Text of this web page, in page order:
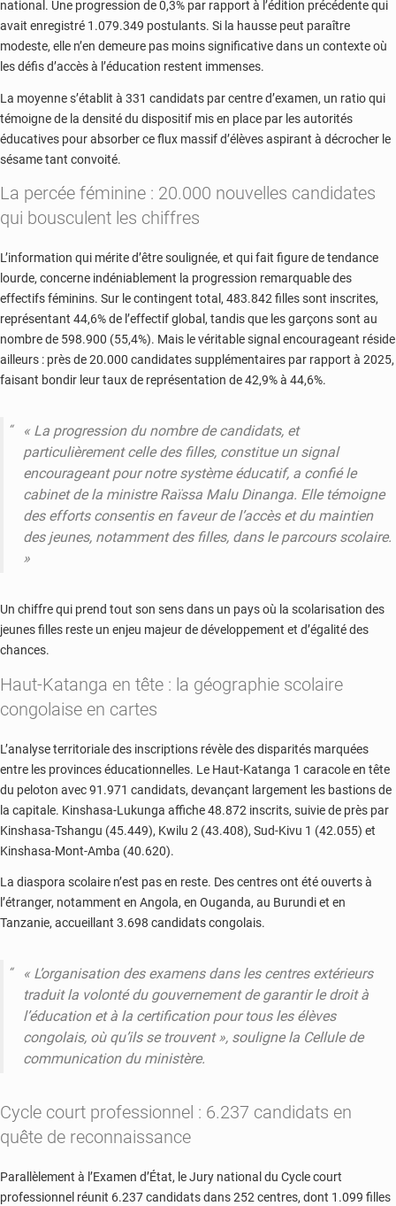
national. Une progression de 0,3% par rapport à l’édition précédente qui
avait enregistré 1.079.349 postulants. Si la hausse peut paraître
modeste, elle n’en demeure pas moins significative dans un contexte où
les défis d’accès à l’éducation restent immenses.
La moyenne s’établit à 331 candidats par centre d’examen, un ratio qui
témoigne de la densité du dispositif mis en place par les autorités
éducatives pour absorber ce flux massif d’élèves aspirant à décrocher le
sésame tant convoité.
La percée féminine : 20.000 nouvelles candidates
qui bousculent les chiffres
L’information qui mérite d’être soulignée, et qui fait figure de tendance
lourde, concerne indéniablement la progression remarquable des
effectifs féminins. Sur le contingent total, 483.842 filles sont inscrites,
représentant 44,6% de l’effectif global, tandis que les garçons sont au
nombre de 598.900 (55,4%). Mais le véritable signal encourageant réside
ailleurs : près de 20.000 candidates supplémentaires par rapport à 2025,
faisant bondir leur taux de représentation de 42,9% à 44,6%.
« La progression du nombre de candidats, et
particulièrement celle des filles, constitue un signal
encourageant pour notre système éducatif, a confié le
cabinet de la ministre Raïssa Malu Dinanga. Elle témoigne
des efforts consentis en faveur de l’accès et du maintien
des jeunes, notamment des filles, dans le parcours scolaire.
»
Un chiffre qui prend tout son sens dans un pays où la scolarisation des
jeunes filles reste un enjeu majeur de développement et d’égalité des
chances.
Haut-Katanga en tête : la géographie scolaire
congolaise en cartes
L’analyse territoriale des inscriptions révèle des disparités marquées
entre les provinces éducationnelles. Le Haut-Katanga 1 caracole en tête
du peloton avec 91.971 candidats, devançant largement les bastions de
la capitale. Kinshasa-Lukunga affiche 48.872 inscrits, suivie de près par
Kinshasa-Tshangu (45.449), Kwilu 2 (43.408), Sud-Kivu 1 (42.055) et
Kinshasa-Mont-Amba (40.620).
La diaspora scolaire n’est pas en reste. Des centres ont été ouverts à
l’étranger, notamment en Angola, en Ouganda, au Burundi et en
Tanzanie, accueillant 3.698 candidats congolais.
« L’organisation des examens dans les centres extérieurs
traduit la volonté du gouvernement de garantir le droit à
l’éducation et à la certification pour tous les élèves
congolais, où qu’ils se trouvent », souligne la Cellule de
communication du ministère.
Cycle court professionnel : 6.237 candidats en
quête de reconnaissance
Parallèlement à l’Examen d’État, le Jury national du Cycle court
professionnel réunit 6.237 candidats dans 252 centres, dont 1.099 filles